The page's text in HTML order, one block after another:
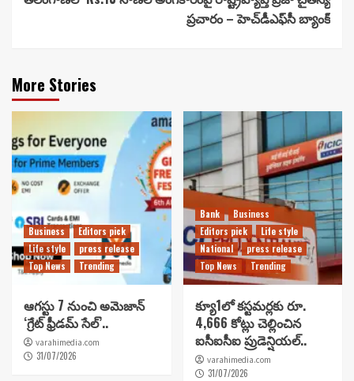
ప్రచారం – హెచ్‌డీఎఫ్‌సీ బ్యాంక్
More Stories
Business
Editors pick
Life style
press release
Top News
Trending
ఆగస్టు 7 నుంచి అమెజాన్
‘గ్రేట్ ఫ్రీడమ్ సేల్’..
varahimedia.com
31/07/2026
Bank
Business
Editors pick
Life style
National
press release
Top News
Trending
క్యూ1లో కస్టమర్లకు రూ.
4,666 కోట్లు చెల్లించిన
ఐసీఐసీఐ ప్రుడెన్షియల్..
varahimedia.com
31/07/2026